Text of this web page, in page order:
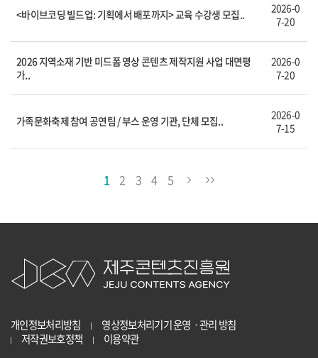
<바이브코딩 빌드업: 기획에서 배포까지> 교육 수강생 모집..
2026-0
7-20
2026 지역소재 기반 미드폼 영상 콘텐츠 제작지원 사업 대면평
가..
2026-0
7-20
가족문화축제 참여 공연팀 / 부스 운영 기관, 단체 모집..
2026-0
7-15
1 2 3 4 5
개인정보처리방침
영상정보처리기기 운영ㆍ관리 방침
저작권보호정책
이용약관